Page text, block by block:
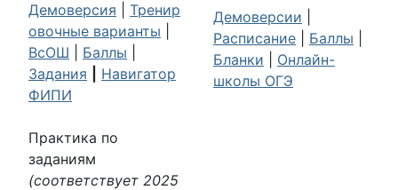
Демоверсия
Тренир
овочные варианты
ВсОШ
Баллы
Задания
Навигатор
ФИПИ
Практика по
заданиям
(соответствует 2025
Демоверсии
Расписание
Баллы
Бланки
Онлайн-
школы ОГЭ